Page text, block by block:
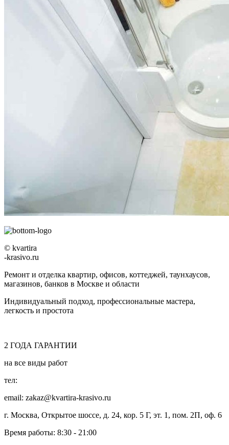
© kvartira
-krasivo.ru
Ремонт и отделка квартир, офисов, коттеджей, таунхаусов,
магазинов, банков в Москве и области
Индивидуальный подход, профессиональные мастера,
легкость и простота
2 ГОДА ГАРАНТИИ
на все виды работ
тел:
email: zakaz@kvartira-krasivo.ru
г. Москва, Открытое шоссе, д. 24, кор. 5 Г, эт. 1, пом. 2П, оф. 6
Время работы: 8:30 - 21:00